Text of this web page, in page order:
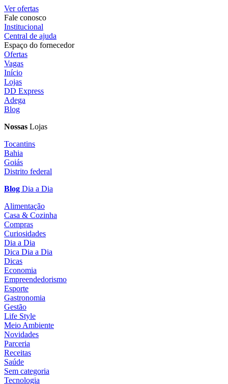
Ver ofertas
Fale conosco
Institucional
Central de ajuda
Espaço do fornecedor
Ofertas
Vagas
Início
Lojas
DD Express
Adega
Blog
Nossas Lojas
Tocantins
Bahia
Goiás
Distrito federal
Blog Dia a Dia
Alimentação
Casa & Cozinha
Compras
Curiosidades
Dia a Dia
Dica Dia a Dia
Dicas
Economia
Empreendedorismo
Esporte
Gastronomia
Gestão
Life Style
Meio Ambiente
Novidades
Parceria
Receitas
Saúde
Sem categoria
Tecnologia